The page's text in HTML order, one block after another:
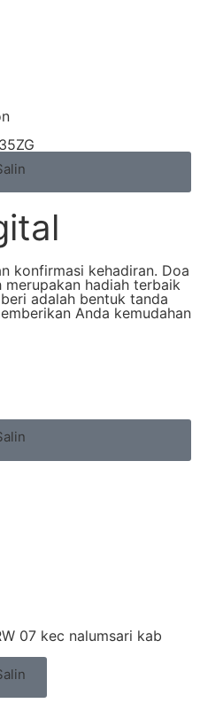
konfirmasi kehadiran. Doa
hadiah terbaik
adalah bentuk tanda
Anda kemudahan
07 kec nalumsari kab